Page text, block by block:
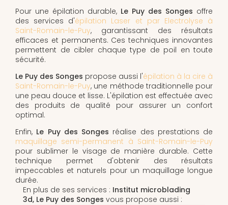
Pour une épilation durable, Le Puy des Songes offre
des services d'épilation Laser et par Electrolyse à
Saint-Romain-le-Puy, garantissant des résultats
efficaces et permanents. Ces techniques innovantes
permettent de cibler chaque type de poil en toute
sécurité.
Le Puy des Songes propose aussi l'épilation à la cire à
Saint-Romain-le-Puy, une méthode traditionnelle pour
une peau douce et lisse. L'épilation est effectuée avec
des produits de qualité pour assurer un confort
optimal.
Enfin, Le Puy des Songes réalise des prestations de
maquillage semi-permanent à Saint-Romain-le-Puy
pour sublimer le visage de manière durable. Cette
technique permet d'obtenir des résultats
impeccables et naturels pour un maquillage longue
durée.
En plus de ses services : Institut microblading
3d, Le Puy des Songes vous propose aussi :